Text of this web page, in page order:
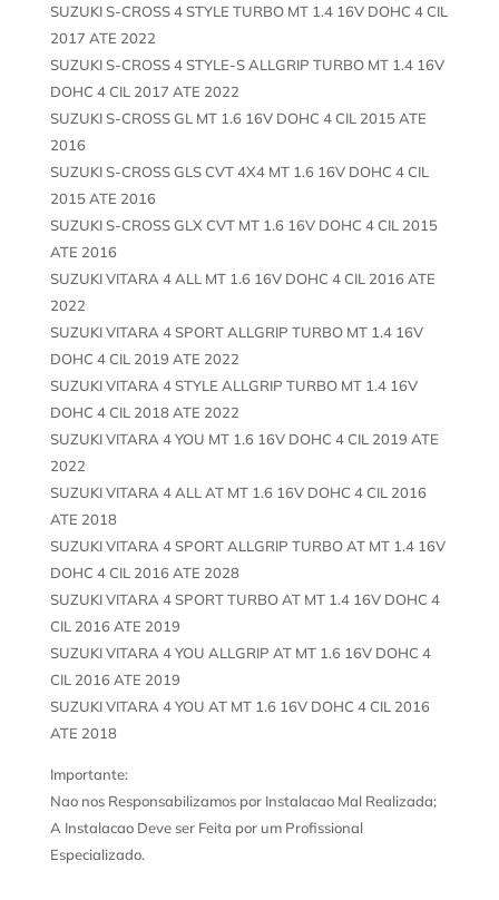
SUZUKI S-CROSS 4 STYLE TURBO MT 1.4 16V DOHC 4 CIL
2017 ATE 2022
SUZUKI S-CROSS 4 STYLE-S ALLGRIP TURBO MT 1.4 16V
DOHC 4 CIL 2017 ATE 2022
SUZUKI S-CROSS GL MT 1.6 16V DOHC 4 CIL 2015 ATE
2016
SUZUKI S-CROSS GLS CVT 4X4 MT 1.6 16V DOHC 4 CIL
2015 ATE 2016
SUZUKI S-CROSS GLX CVT MT 1.6 16V DOHC 4 CIL 2015
ATE 2016
SUZUKI VITARA 4 ALL MT 1.6 16V DOHC 4 CIL 2016 ATE
2022
SUZUKI VITARA 4 SPORT ALLGRIP TURBO MT 1.4 16V
DOHC 4 CIL 2019 ATE 2022
SUZUKI VITARA 4 STYLE ALLGRIP TURBO MT 1.4 16V
DOHC 4 CIL 2018 ATE 2022
SUZUKI VITARA 4 YOU MT 1.6 16V DOHC 4 CIL 2019 ATE
2022
SUZUKI VITARA 4 ALL AT MT 1.6 16V DOHC 4 CIL 2016
ATE 2018
SUZUKI VITARA 4 SPORT ALLGRIP TURBO AT MT 1.4 16V
DOHC 4 CIL 2016 ATE 2028
SUZUKI VITARA 4 SPORT TURBO AT MT 1.4 16V DOHC 4
CIL 2016 ATE 2019
SUZUKI VITARA 4 YOU ALLGRIP AT MT 1.6 16V DOHC 4
CIL 2016 ATE 2019
SUZUKI VITARA 4 YOU AT MT 1.6 16V DOHC 4 CIL 2016
ATE 2018
Importante:
Nao nos Responsabilizamos por Instalacao Mal Realizada;
A Instalacao Deve ser Feita por um Profissional
Especializado.